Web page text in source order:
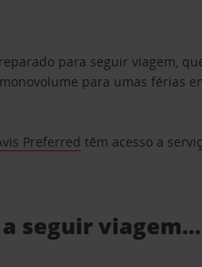
para seguir viagem,
para umas
Preferred têm acesso a
seguir